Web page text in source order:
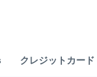
クレジットカード